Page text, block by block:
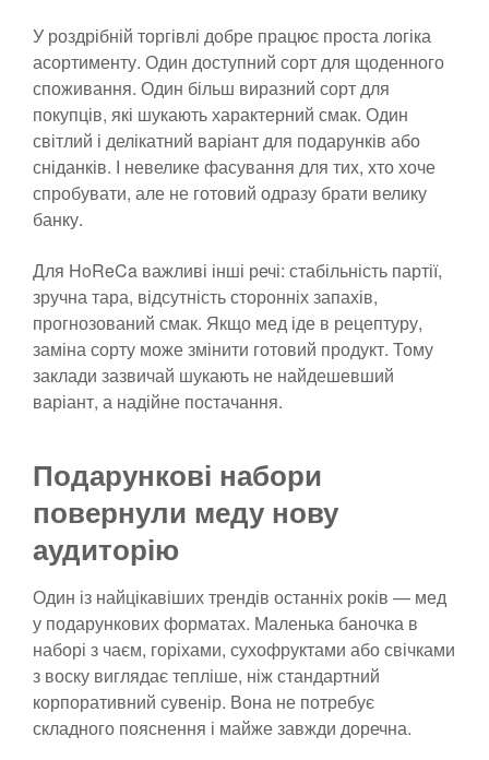
У роздрібній торгівлі добре працює проста логіка
асортименту. Один доступний сорт для щоденного
споживання. Один більш виразний сорт для
покупців, які шукають характерний смак. Один
світлий і делікатний варіант для подарунків або
сніданків. І невелике фасування для тих, хто хоче
спробувати, але не готовий одразу брати велику
банку.
Для HoReCa важливі інші речі: стабільність партії,
зручна тара, відсутність сторонніх запахів,
прогнозований смак. Якщо мед іде в рецептуру,
заміна сорту може змінити готовий продукт. Тому
заклади зазвичай шукають не найдешевший
варіант, а надійне постачання.
Подарункові набори
повернули меду нову
аудиторію
Один із найцікавіших трендів останніх років — мед
у подарункових форматах. Маленька баночка в
наборі з чаєм, горіхами, сухофруктами або свічками
з воску виглядає тепліше, ніж стандартний
корпоративний сувенір. Вона не потребує
складного пояснення і майже завжди доречна.